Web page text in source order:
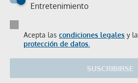
Entretenimiento
Acepta las condiciones legales y la
protección de datos.
SUSCRIBIRSE